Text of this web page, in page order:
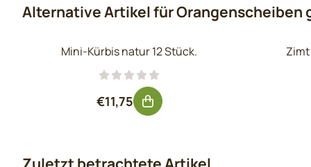
Alternative Artikel fürOrangenscheiben
Mini-Kürbis natur 12 Stück.
Preis: 11,75, ohne MwSt.: 9,71
€11,75